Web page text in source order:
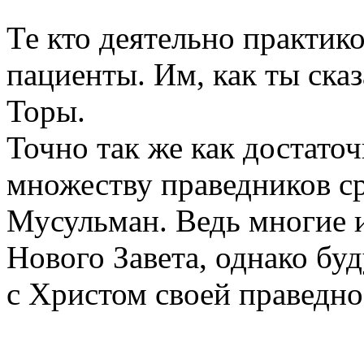
Те кто деятельно
пациенты. Им, как ты
Торы.
Точно так же как
множеству праведников
Мусульман. Ведь многие
Нового Завета, однако
с Христом своей